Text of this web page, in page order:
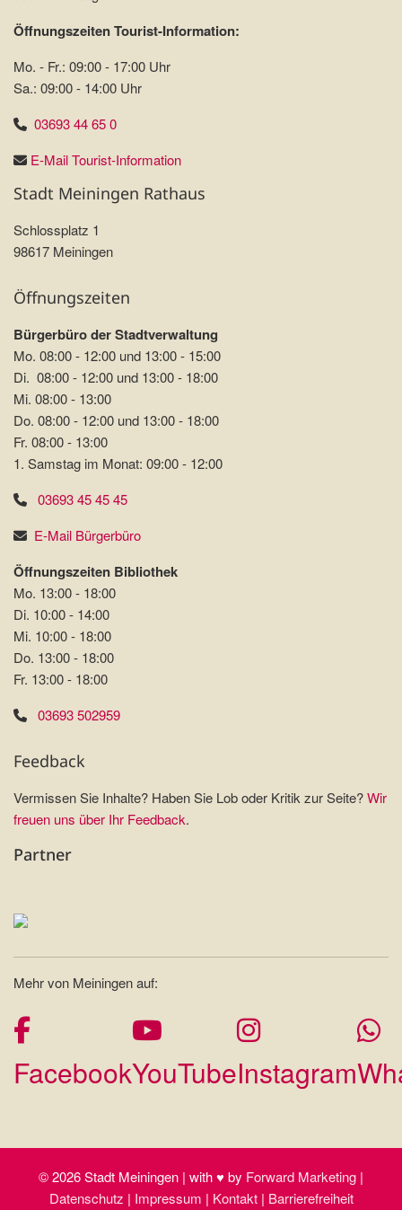
Öffnungszeiten Tourist-Information:
Mo. - Fr.: 09:00 - 17:00 Uhr
Sa.: 09:00 - 14:00 Uhr
03693 44 65 0
E-Mail Tourist-Information
Stadt Meiningen Rathaus
Schlossplatz 1
98617 Meiningen
Öffnungszeiten
Bürgerbüro der Stadtverwaltung
Mo. 08:00 - 12:00 und 13:00 - 15:00
Di. 08:00 - 12:00 und 13:00 - 18:00
Mi. 08:00 - 13:00
Do. 08:00 - 12:00 und 13:00 - 18:00
Fr. 08:00 - 13:00
1. Samstag im Monat: 09:00 - 12:00
03693 45 45 45
E-Mail Bürgerbüro
Öffnungszeiten Bibliothek
Mo. 13:00 - 18:00
Di. 10:00 - 14:00
Mi. 10:00 - 18:00
Do. 13:00 - 18:00
Fr. 13:00 - 18:00
03693 502959
Feedback
Vermissen Sie Inhalte? Haben Sie Lob oder Kritik zur Seite?Wir
freuen uns über Ihr Feedback.
Partner
Mehr von Meiningen auf:
FacebookYouTubeInstagram
© 2026 Stadt Meiningen | with ♥ by Forward Marketing |
Datenschutz | Impressum | Kontakt| Barrierefreiheit